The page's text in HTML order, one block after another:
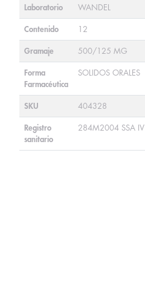
Laboratorio WANDEL
Contenido 12
Gramaje 500/125 MG
Forma
Farmacéutica
SOLIDOS ORALES
SKU 404328
Registro
sanitario
284M2004 SSA IV